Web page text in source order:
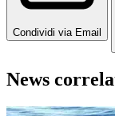
Condividi via Email
News